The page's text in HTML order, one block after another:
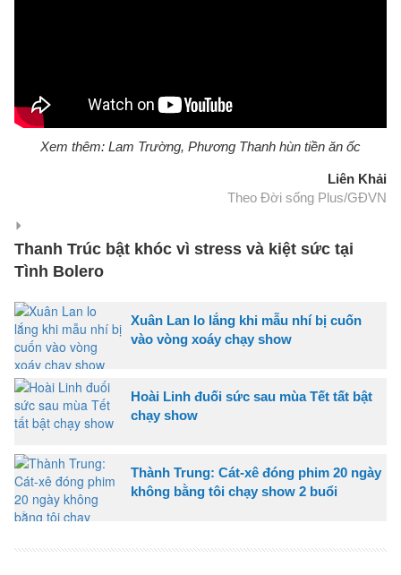
Xem thêm: Lam Trường, Phương Thanh hùn tiền ăn ốc
Liên Khải
Theo Đời sống Plus/GĐVN
Thanh Trúc bật khóc vì stress và kiệt sức tại
Tình Bolero
Xuân Lan lo lắng khi mẫu nhí bị cuốn
vào vòng xoáy chạy show
Hoài Linh đuối sức sau mùa Tết tất bật
chạy show
Thành Trung: Cát-xê đóng phim 20 ngày
không bằng tôi chạy show 2 buổi